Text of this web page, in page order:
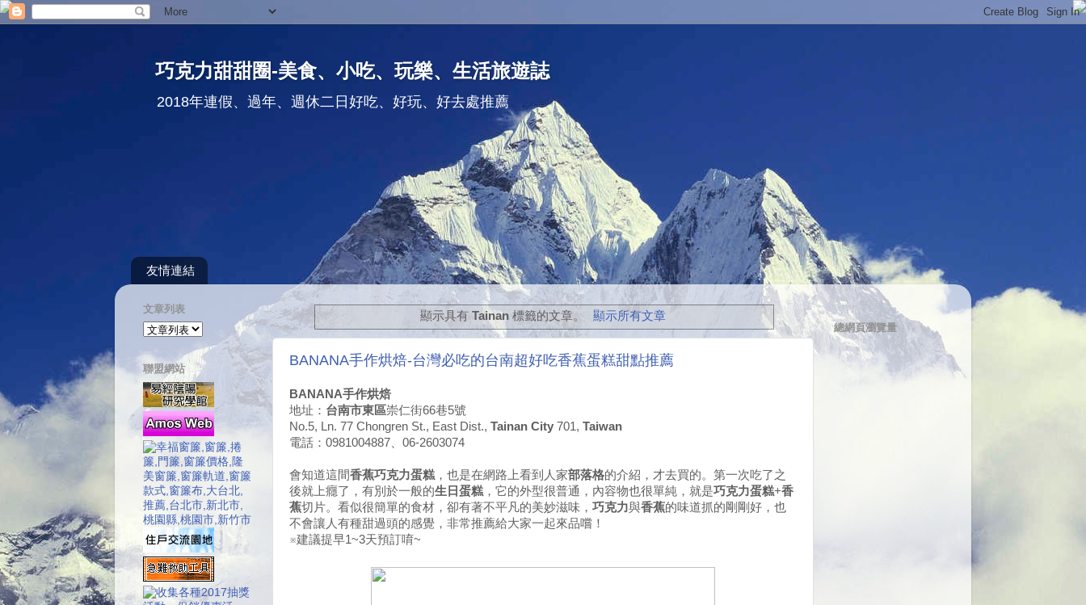
巧克力甜甜圈-美食、小吃、玩樂、生活旅遊誌
2018年連假、過年、週休二日好吃、好玩、好去處推薦
友情連結
顯示具有Tainan 標籤的文章。 顯示所有文章
BANANA手作烘焙-台灣必吃的台南超好吃香蕉蛋糕甜點推薦
BANANA手作烘焙
地址： 台南市東區崇仁街66巷5號
No.5, Ln. 77 Chongren St., East Dist., Tainan City 701, Taiwan
電話：0981004887、06-2603074
會知道這間香蕉巧克力蛋糕 ，也是在網路上看到人家部落格的介紹，才去買的。第一次吃了之
後就上癮了，有別於一般的生日蛋糕 ，它的外型很普通，內容物也很單純，就是巧克力蛋糕+香
蕉切片。看似很簡單的食材，卻有著不平凡的美妙滋味， 巧克力與香蕉的味道抓的剛剛好，也
不會讓人有種甜過頭的感覺，非常推薦給大家一起來品嚐！
※建議提早1~3天預訂唷~
文章列表
聯盟網站
總網頁瀏覽量